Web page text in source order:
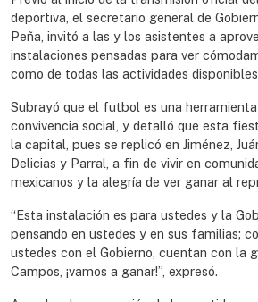
deportiva, el secretario general de
Peña, invitó a las y los asistentes a
instalaciones pensadas para ver
como de todas las actividades
Subrayó que el futbol es una
convivencia social, y detalló que esta
la capital, pues se replicó en Jiménez,
Delicias y Parral, a fin de vivir en
mexicanos y la alegría de ver ganar al
“Esta instalación es para ustedes y la
pensando en ustedes y en sus familias;
ustedes con el Gobierno, cuentan con la
Campos, ¡vamos a ganar!”, expresó.